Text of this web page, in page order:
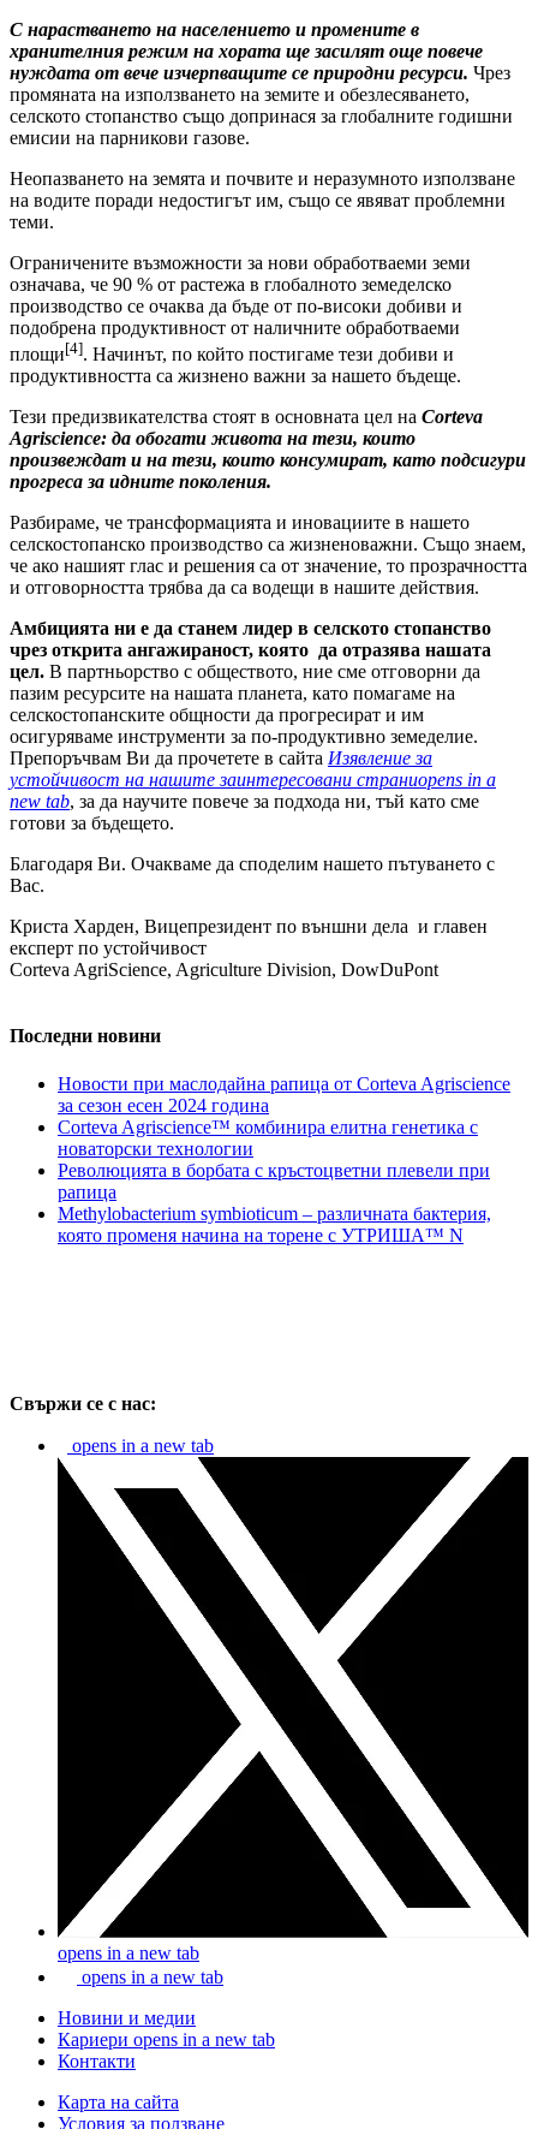
С нарастването на населението и промените в
хранителния режим на хората ще засилят още повече
нуждата от вече изчерпващите се природни ресурси. Чрез
промяната на използването на земите и обезлесяването,
селското стопанство също допринася за глобалните годишни
емисии на парникови газове.
Неопазването на земята и почвите и неразумното използване
на водите поради недостигът им, също се явяват проблемни
теми.
Ограничените възможности за нови обработваеми земи
означава, че 90 % от растежа в глобалното земеделско
производство се очаква да бъде от по-високи добиви и
подобрена продуктивност от наличните обработваеми
площи[4]. Начинът, по който постигаме тези добиви и
продуктивността са жизнено важни за нашето бъдеще.
Тези предизвикателства стоят в основната цел на Corteva
Agriscience: да обогати живота на тези, които
произвеждат и на тези, които консумират, като подсигури
прогреса за идните поколения.
Разбираме, че трансформацията и иновациите в нашето
селскостопанско производство са жизненоважни. Също знаем,
че ако нашият глас и решения са от значение, то прозрачността
и отговорността трябва да са водещи в нашите действия.
Амбицията ни е да станем лидер в селското стопанство
чрез открита ангажираност, която да отразява нашата
цел. В партньорство с обществото, ние сме отговорни да
пазим ресурсите на нашата планета, като помагаме на
селскостопанските общности да прогресират и им
осигуряваме инструменти за по-продуктивно земеделие.
Препоръчвам Ви да прочетете в сайта Изявление за
устойчивост на нашите заинтересовани страниopens in a
new tab, за да научите повече за подхода ни, тъй като сме
готови за бъдещето.
Благодаря Ви. Очакваме да споделим нашето пътуването с
Вас.
Криста Харден, Вицепрезидент по външни дела и главен
експерт по устойчивост
Corteva AgriScience, Agriculture Division, DowDuPont
Последни новини
Новости при маслодайна рапица от Corteva Agriscience
за сезон есен 2024 година
Corteva Agriscience™ комбинира елитна генетика с
новаторски технологии
Революцията в борбата с кръстоцветни плевели при
рапица
Methylobacterium symbioticum – различната бактерия,
която променя начина на торене с УТРИША™ N
Свържи се с нас:
opens in a new tab
opens in a new tab
opens in a new tab
Новини и медии
Кариери opens in a new tab
Контакти
Карта на сайта
Условия за ползване